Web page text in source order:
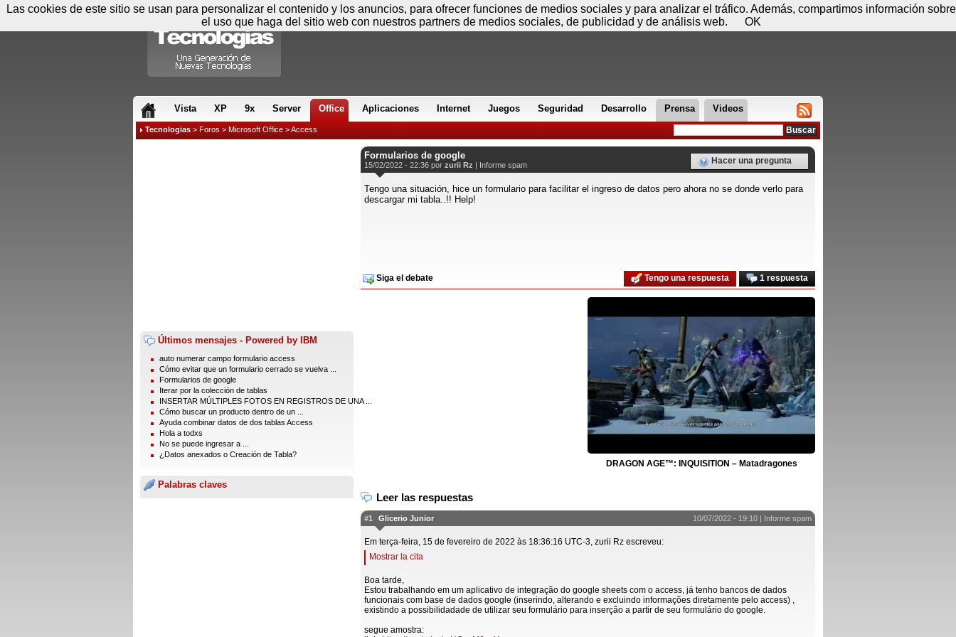
Vista XP 9x Server Office Aplicaciones Internet Juegos Seguridad Desarrollo Prensa Videos
Tecnologias > Foros > Microsoft Office >Access
Últimos mensajes - Powered by IBM
auto numerar campo formulario access
Cómo evitar que un formulario cerrado se vuelva ...
Formularios de google
Iterar por la colección de tablas
INSERTAR MÚLTIPLES FOTOS EN REGISTROS DE UNA ...
Cómo buscar un producto dentro de un ...
Ayuda combinar datos de dos tablas Access
Hola a todxs
No se puede ingresar a ...
¿Datos anexados o Creación de Tabla?
Palabras claves
Formularios de google
15/02/2022 - 22:36 por zurii Rz | Informe spam Hacer una pregunta
Tengo una situación, hice un formulario para facilitar el ingreso de datos pero ahora no se donde verlo para
descargar mi tabla..!! Help!
Siga el debate 1 respuesta
Tengo una respuesta
DRAGON AGE™: INQUISITION – Matadragones
Leer las respuestas
#1 Glicerio Junior 10/07/2022 - 19:10 | Informe spam
Em terça-feira, 15 de fevereiro de 2022 às 18:36:16 UTC-3, zurii Rz escreveu:
Mostrar la cita
Boa tarde,
Estou trabalhando em um aplicativo de integração do google sheets com o access, já tenho bancos de dados
funcionais com base de dados google (inserindo, alterando e excluindo informações diretamente pelo access) ,
existindo a possibilidadade de utilizar seu formulário para inserção a partir de seu formulário do google.
segue amostra:
Jueves 06 de agosto - 10:46 Registrar Conectar
Las cookies de este sitio se usan para personalizar el contenido y los anuncios, para ofrecer funciones de medios sociales y para analizar el tráfico. Además, compartimos información sobre
el uso que haga del sitio web con nuestros partners de medios sociales, de publicidad y de análisis web.
OK